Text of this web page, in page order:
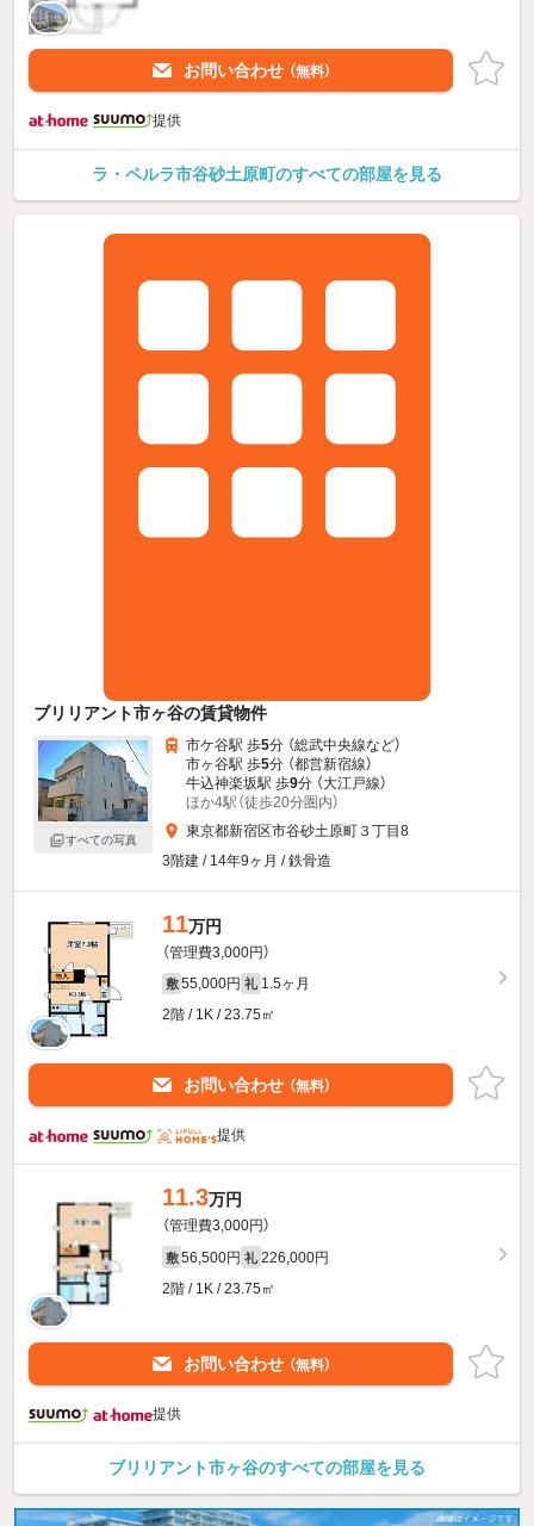
お問い合わせ （無料）
提供
ラ・ペルラ市谷砂土原町のすべての部屋を見る
ブリリアント市ヶ谷の賃貸物件
すべての写真
市ケ谷駅 歩5分 （総武中央線など）
市ヶ谷駅 歩5分 （都営新宿線）
牛込神楽坂駅 歩9分 （大江戸線）
ほか4駅（徒歩20分圏内）
東京都新宿区市谷砂土原町３丁目8
3階建 / 14年9ヶ月 / 鉄骨造
11万円
（管理費3,000円）
敷 55,000円 礼 1.5ヶ月
2階 / 1K / 23.75㎡
お問い合わせ （無料）
提供
11.3万円
（管理費3,000円）
敷 56,500円 礼 226,000円
2階 / 1K / 23.75㎡
お問い合わせ （無料）
提供
ブリリアント市ヶ谷のすべての部屋を見る